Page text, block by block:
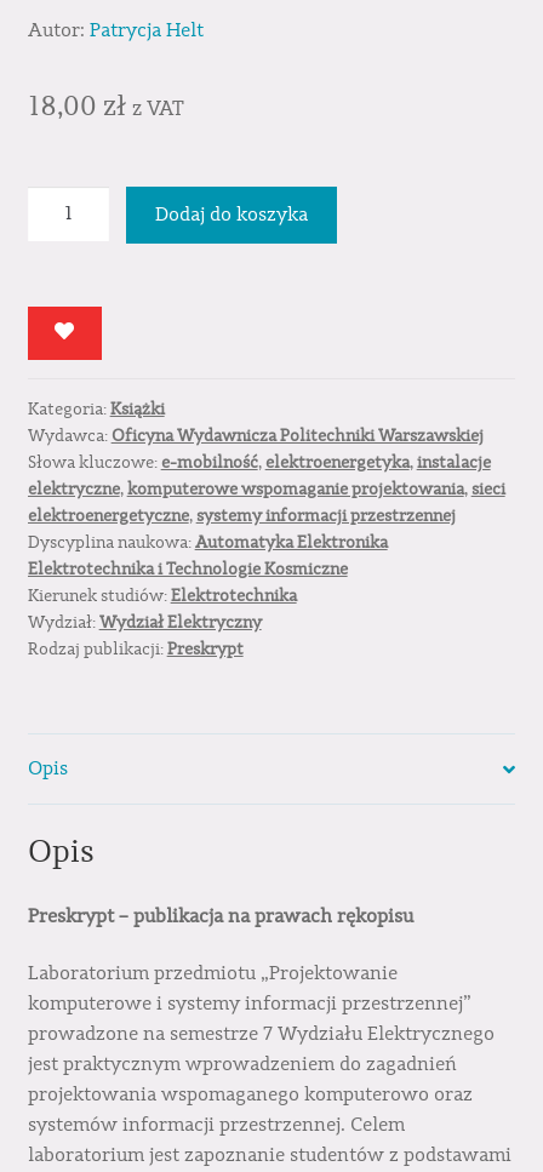
Autor: Patrycja Helt
18,00 zł z VAT
systemy
dla
elektroenergetyków
‒
laboratorium
Dodaj do koszyka
Kategoria:Książki
Wydawca: Oficyna Wydawnicza Politechniki Warszawskiej
Słowa kluczowe:e-mobilność,elektroenergetyka,instalacje
elektryczne,komputerowe wspomaganie projektowania, sieci
elektroenergetyczne, systemy informacji przestrzennej
Dyscyplina naukowa:Automatyka Elektronika
Elektrotechnika i Technologie Kosmiczne
Kierunek studiów:Elektrotechnika
Wydział:Wydział Elektryczny
Rodzaj publikacji:Preskrypt
Opis
Opis
Preskrypt – publikacja na prawach rękopisu
Laboratorium przedmiotu „Projektowanie
komputerowe i systemy informacji przestrzennej”
prowadzone na semestrze 7 Wydziału Elektrycznego
jest praktycznym wprowadzeniem do zagadnień
projektowania wspomaganego komputerowo oraz
systemów informacji przestrzennej. Celem
laboratorium jest zapoznanie studentów z podstawami